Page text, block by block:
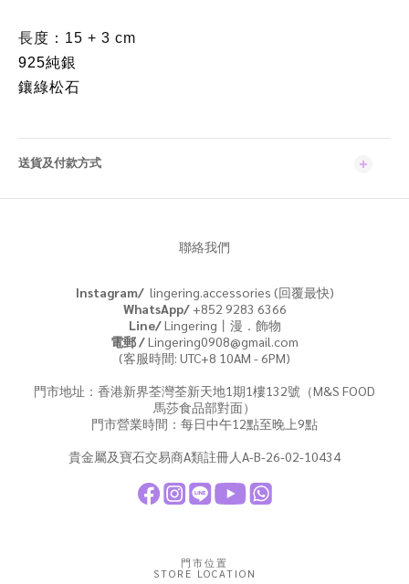
長度：15 + 3 cm
925純銀
鑲綠松石
送貨及付款方式
聯絡我們
Instagram/ lingering.accessories (回覆最快)
WhatsApp/+852 9283 6366
Line/Lingering丨漫．飾物
電郵 /Lingering0908@gmail.com
(客服時間: UTC+8 10AM - 6PM)
門市地址：香港新界荃灣荃新天地1期1樓132號（M&S FOOD
馬莎食品部對面）
門市營業時間：每日中午12點至晚上9點
貴金屬及寶石交易商A類註冊人A-B-26-02-10434
門市位置
STORE LOCATION